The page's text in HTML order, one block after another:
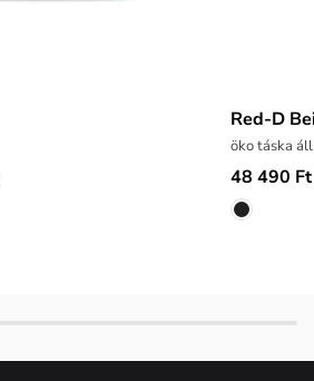
Red-D
öko táska
48 490 Ft